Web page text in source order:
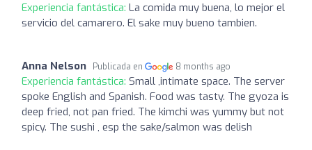
Experiencia fantástica: La comida muy buena, lo mejor el
servicio del camarero. El sake muy bueno tambien.
Anna Nelson Publicada en 8 months ago
Experiencia fantástica: Small ,intimate space. The server
spoke English and Spanish. Food was tasty. The gyoza is
deep fried, not pan fried. The kimchi was yummy but not
spicy. The sushi , esp the sake/salmon was delish